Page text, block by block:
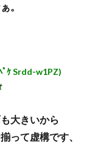
。
ﾟｹ Srdd-w1PZ)
大きいから
って虚構です、